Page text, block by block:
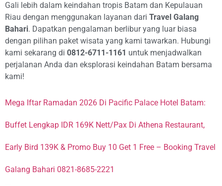
Gali lebih dalam keindahan tropis Batam dan Kepulauan
Riau dengan menggunakan layanan dari Travel Galang
Bahari. Dapatkan pengalaman berlibur yang luar biasa
dengan pilihan paket wisata yang kami tawarkan. Hubungi
kami sekarang di 0812-6711-1161 untuk menjadwalkan
perjalanan Anda dan eksplorasi keindahan Batam bersama
kami!
Mega Iftar Ramadan 2026 Di Pacific Palace Hotel Batam:
Buffet Lengkap IDR 169K Nett/Pax Di Athena Restaurant,
Early Bird 139K & Promo Buy 10 Get 1 Free – Booking Travel
Galang Bahari 0821-8685-2221